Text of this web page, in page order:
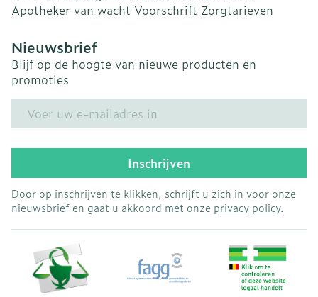
Apotheker van wacht Voorschrift Zorgtarieven
Nieuwsbrief
Blijf op de hoogte van nieuwe producten en
promoties
Inschrijven
Door op inschrijven te klikken, schrijft u zich in voor onze
nieuwsbrief en gaat u akkoord met onze privacy policy.